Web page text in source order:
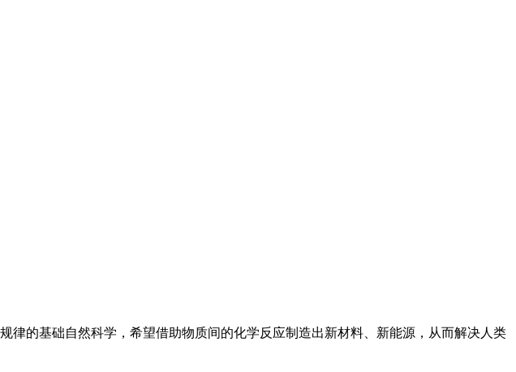
律的基础自然科学，希望借助物质间的化学反应制造出新材料、新能源，从而解决人类